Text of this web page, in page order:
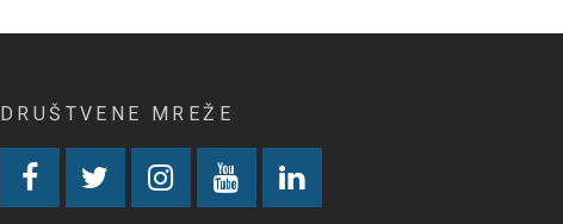
DRUŠTVENE MREŽE